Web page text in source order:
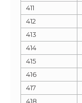
411
412
413
414
415
416
417
418